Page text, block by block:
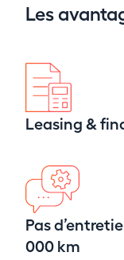
Les
Leasing &
Pas
000 km